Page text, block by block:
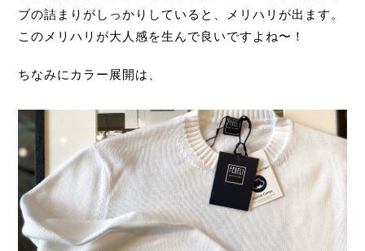
ブの詰まりがしっかりしていると、メリハリが出ます。
このメリハリが大人感を生んで良いですよね〜！
ちなみにカラー展開は、